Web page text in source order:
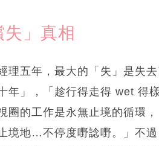
」真相
理五年，最大的「失」是失
年」，「趁行得走得 wet 得
圈的工作是永無止境的循環
境地…不停度嘢諗嘢。」不